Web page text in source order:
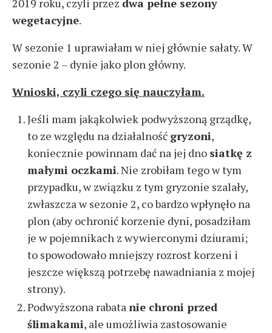
2019 roku, czyli przez dwa pełne sezony
wegetacyjne.
W sezonie 1 uprawiałam w niej głównie sałaty. W
sezonie 2 – dynie jako plon główny.
Wnioski, czyli czego się nauczyłam.
Jeśli mam jakąkolwiek podwyższoną grządkę,
to ze względu na działalność gryzoni,
koniecznie powinnam dać na jej dno siatkę z
małymi oczkami. Nie zrobiłam tego w tym
przypadku, w związku z tym gryzonie szalały,
zwłaszcza w sezonie 2, co bardzo wpłynęło na
plon (aby ochronić korzenie dyni, posadziłam
je w pojemnikach z wywierconymi dziurami;
to spowodowało mniejszy rozrost korzeni i
jeszcze większą potrzebę nawadniania z mojej
strony).
Podwyższona rabatanie chroni przed
ślimakami, ale umożliwia zastosowanie